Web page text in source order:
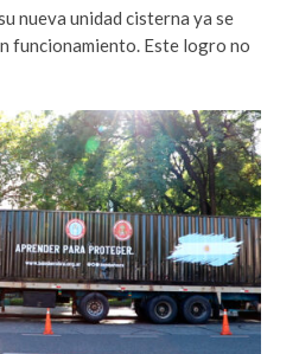
nueva unidad cisterna ya se
funcionamiento. Este logro no